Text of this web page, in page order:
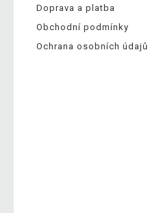
Doprava a platba
Obchodní podmínky
Ochrana osobních údajů